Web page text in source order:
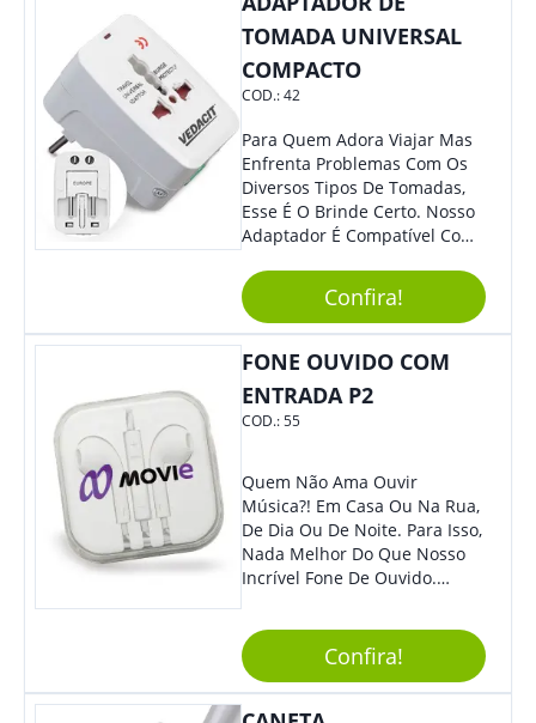
TOMADA UNIVERSAL
COMPACTO
COD.:42
Para Quem Adora Viajar Mas
Enfrenta Problemas Com Os
Diversos Tipos De Tomadas,
Esse É O Brinde Certo. Nosso
Adaptador É Compatível Com
Diferentes Países E Com
Todas As Tensões. Em
Tamanho Compacto, É
Perfeito Para Carregar Na
Praticidade Que Todos
Precisam Em Apenas Um
Personalize-O Com Sua Marca
E Ofereça A Seus Clientes E
Colaboradores. Útil E
Funcional, Com Certeza Todo
Mundo Irá Amar.
Confira!
FONE OUVIDO COM
ENTRADA P2
COD.:55
Quem Não Ama Ouvir
Música?! Em Casa Ou Na Rua,
De Dia Ou De Noite. Para Isso,
Nada Melhor Do Que Nosso
Incrível Fone De Ouvido.
De Excelente Qualidade, E
Contando Com Tamanho De
Fio Ideal Para Se Movimentar
Com Mais Liberdade, É O
Confira!